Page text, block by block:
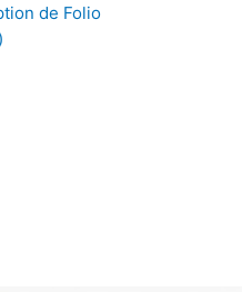
de Folio